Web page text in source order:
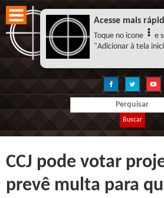
Buscar
CCJ pode votar
prevê multa para
Acesse mais
Toque no icone
e
"Adicionar à tela